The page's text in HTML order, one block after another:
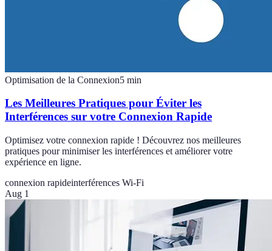
Optimisation de la Connexion5 min
Les Meilleures Pratiques pour Éviter les
Interférences sur votre Connexion Rapide
Optimisez votre connexion rapide ! Découvrez nos meilleures
pratiques pour minimiser les interférences et améliorer votre
expérience en ligne.
connexion rapideinterférences Wi-Fi
Aug 1